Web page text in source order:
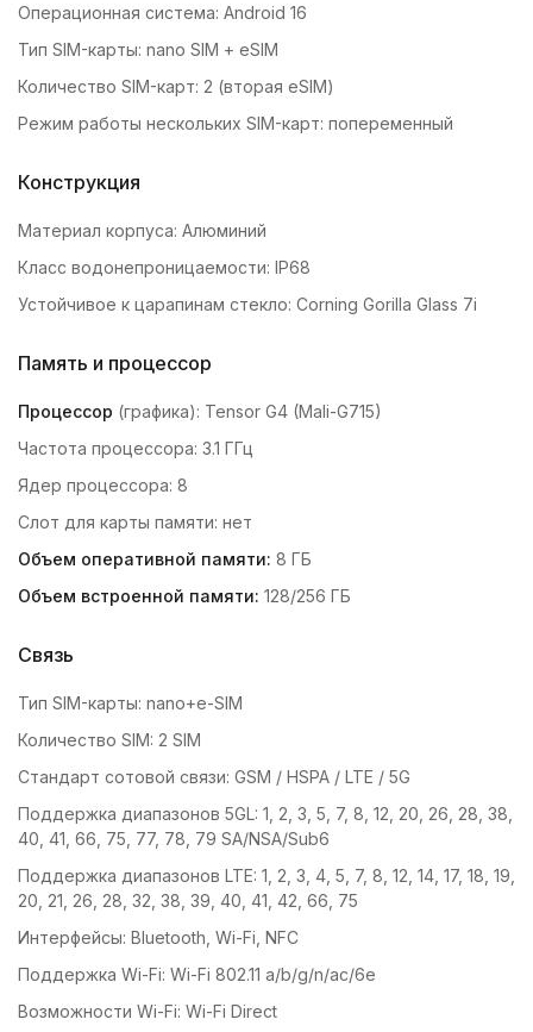
Операционная система: Android 16
Тип SIM-карты: nano SIM + eSIM
Количество SIM-карт: 2 (вторая eSIM)
Режим работы нескольких SIM-карт: попеременный
Конструкция
Материал корпуса: Алюминий
Класс водонепроницаемости: IP68
Устойчивое к царапинам стекло: Corning Gorilla Glass 7i
Память и процессор
Процессор (графика): Tensor G4 (Mali-G715)
Частота процессора: 3.1 ГГц
Ядер процессора: 8
Слот для карты памяти: нет
Объем оперативной памяти: 8 ГБ
Объем встроенной памяти: 128/256 ГБ
Связь
Тип SIM-карты: nano+e-SIM
Количество SIM: 2 SIM
Стандарт сотовой связи: GSM / HSPA / LTE / 5G
Поддержка диапазонов 5GL: 1, 2, 3, 5, 7, 8, 12, 20, 26, 28, 38,
40, 41, 66, 75, 77, 78, 79 SA/NSA/Sub6
Поддержка диапазонов LTE: 1, 2, 3, 4, 5, 7, 8, 12, 14, 17, 18, 19,
20, 21, 26, 28, 32, 38, 39, 40, 41, 42, 66, 75
Интерфейсы: Bluetooth, Wi-Fi, NFC
Поддержка Wi-Fi: Wi-Fi 802.11 a/b/g/n/ac/6e
Возможности Wi-Fi: Wi-Fi Direct